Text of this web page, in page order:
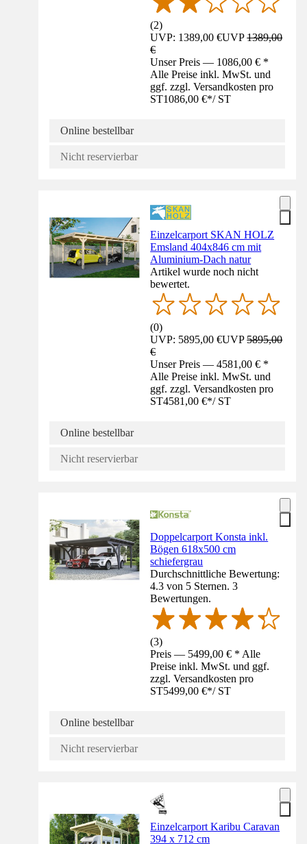
(2)
UVP: 1389,00 €UVP1389,00
€
Unser Preis — 1086,00 € *
Alle Preise inkl. MwSt. und
ggf. zzgl. Versandkosten pro
ST1086,00 €*/ ST
Online bestellbar
Nicht reservierbar
Einzelcarport SKAN HOLZ
Emsland 404x846 cm mit
Aluminium-Dach natur
Artikel wurde noch nicht
bewertet.
(0)
UVP: 5895,00 €UVP5895,00
€
Unser Preis — 4581,00 € *
Alle Preise inkl. MwSt. und
ggf. zzgl. Versandkosten pro
ST4581,00 €*/ ST
Online bestellbar
Nicht reservierbar
Doppelcarport Konsta inkl.
Bögen 618x500 cm
schiefergrau
Durchschnittliche Bewertung:
4.3 von 5 Sternen. 3
Bewertungen.
(3)
Preis — 5499,00 € * Alle
Preise inkl. MwSt. und ggf.
zzgl. Versandkosten pro
ST5499,00 €*/ ST
Online bestellbar
Nicht reservierbar
Einzelcarport Karibu Caravan
394 x 712 cm